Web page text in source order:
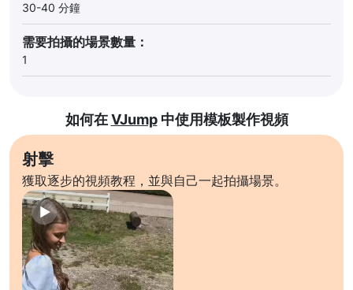
30-40 分鐘
需要拍攝的場景數量：
1
如何在VJump中使用模板製作視頻
射擊
獲取逐步的視頻教程，並與自己一起拍攝場景。